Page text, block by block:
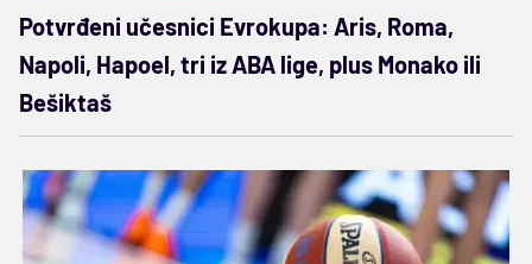
Potvrđeni učesnici Evrokupa: Aris, Roma,
Napoli, Hapoel, tri iz ABA lige, plus Monako ili
Bešiktaš